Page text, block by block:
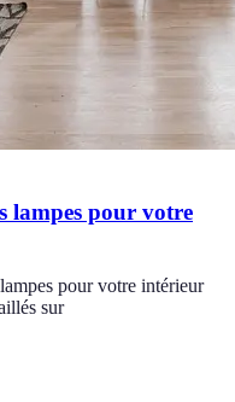
lampes pour votre
pour votre intérieur
sur